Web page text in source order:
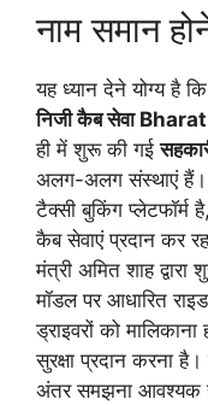
नाम समान
यह ध्यान देने योग्य है कि
निजी कैब सेवा
ही में शुरू की गई
अलग-अलग संस्थाएं
टैक्सी बुकिंग
कैब सेवाएं प्रदान कर
मंत्री अमित शाह
मॉडल पर आधारित
ड्राइवरों को
सुरक्षा प्रदान करना
अंतर समझना आवश्यक